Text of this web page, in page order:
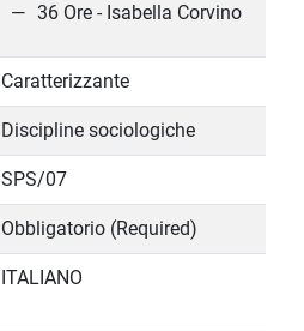
36 Ore - Isabella Corvino
Caratterizzante
Discipline sociologiche
SPS/07
Obbligatorio (Required)
ITALIANO